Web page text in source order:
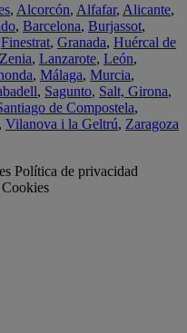
, Alcorcón, Alfafar, Alicante,
, Barcelona, Burjassot,
Finestrat, Granada, Huércal de
, Lanzarote, León,
, Málaga, Murcia,
, Sagunto, Salt, Girona,
de Compostela,
, Vilanova i la Geltrú, Zaragoza
Política de privacidad